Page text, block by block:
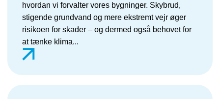
hvordan vi forvalter vores bygninger. Skybrud,
stigende grundvand og mere ekstremt vejr øger
risikoen for skader – og dermed også behovet for
at tænke klima...